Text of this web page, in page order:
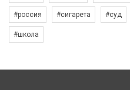
#россия #сигарета #суд
#школа